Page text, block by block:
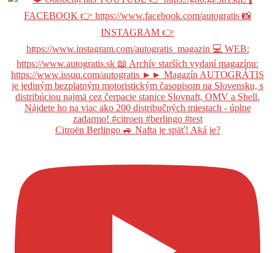
Citroën Berlingo 🚙 Nafta je späť! Aká je?